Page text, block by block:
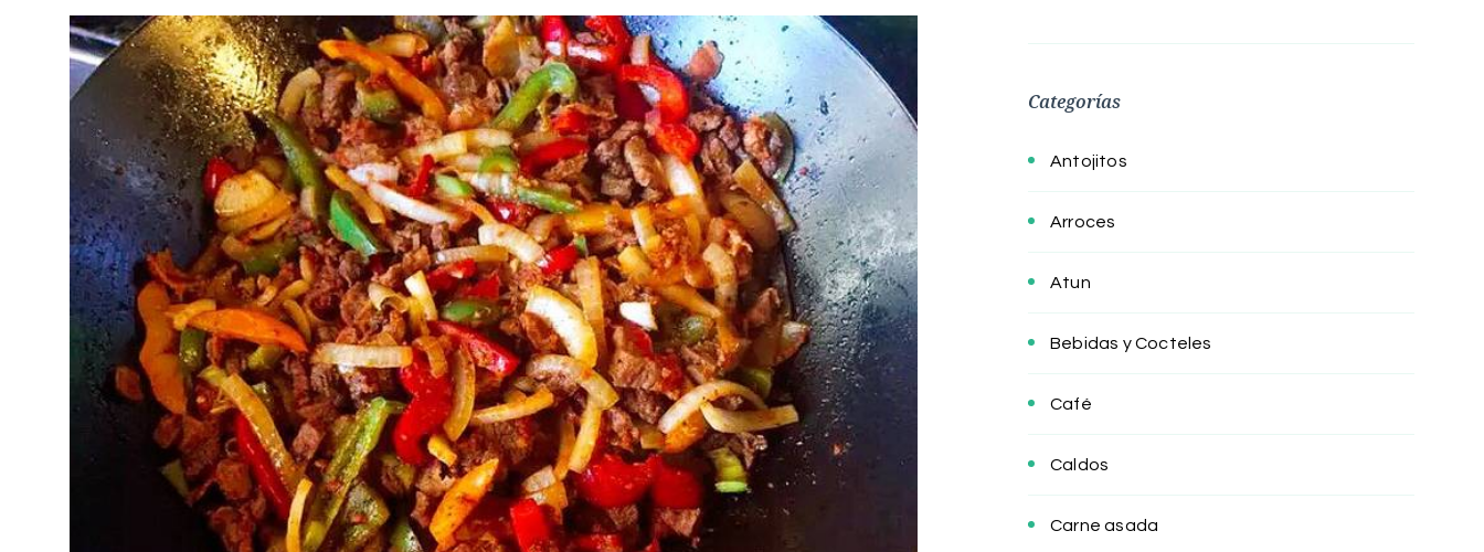
discada
de
carnes
Categorías
Antojitos
Arroces
Atun
Bebidas y Cocteles
Café
Caldos
Carne asada